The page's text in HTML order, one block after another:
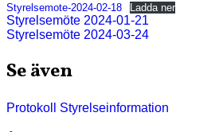
Styrelsemote-2024-02-18 Ladda ner
Inläggsnavigering
Styrelsemöte 2024-01-21
Styrelsemöte 2024-03-24
Se även
Protokoll Styrelseinformation